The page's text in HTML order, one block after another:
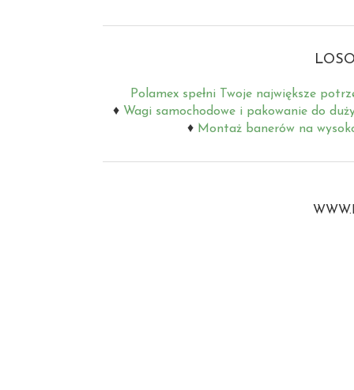
Polamex spełni Twoje największe
Wagi samochodowe i pakowanie do
Montaż banerów na